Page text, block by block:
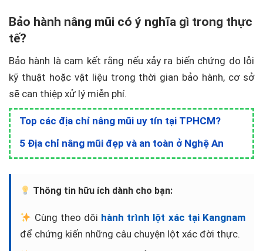
Bảo hành nâng mũi có ý nghĩa gì trong thực
tế?
Bảo hành là cam kết rằng nếu xảy ra biến chứng do lỗi
kỹ thuật hoặc vật liệu trong thời gian bảo hành, cơ sở
sẽ can thiệp xử lý miễn phí.
Top các địa chỉ nâng mũi uy tín tại TPHCM?
5 Địa chỉ nâng mũi đẹp và an toàn ở Nghệ An
Thông tin hữu ích dành cho bạn:
Cùng theo dõi hành trình lột xác tại Kangnam
để chứng kiến những câu chuyện lột xác đời thực.